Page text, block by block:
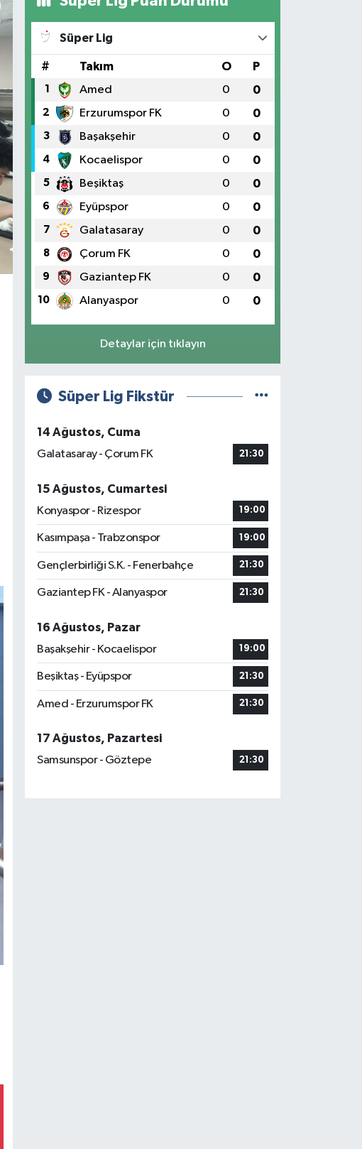
Süper Lig
# Takım O P
1 Amed 0 0
2 Erzurumspor FK 0 0
3 Başakşehir 0 0
4 Kocaelispor 0 0
5 Beşiktaş 0 0
6 Eyüpspor 0 0
7 Galatasaray 0 0
8 Çorum FK 0 0
9 Gaziantep FK 0 0
10 Alanyaspor 0 0
Detaylar için tıklayın
Süper Lig Fikstür
14 Ağustos, Cuma
Galatasaray - Çorum FK
21:30
15 Ağustos, Cumartesi
Konyaspor - Rizespor
19:00
Kasımpaşa - Trabzonspor 19:00
Gençlerbirliği S.K. - Fenerbahçe 21:30
Gaziantep FK - Alanyaspor 21:30
16 Ağustos, Pazar
Başakşehir - Kocaelispor
19:00
Beşiktaş - Eyüpspor 21:30
Amed - Erzurumspor FK 21:30
17 Ağustos, Pazartesi
Samsunspor - Göztepe
21:30